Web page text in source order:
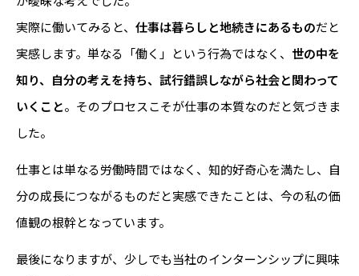
実際に働いてみると、 仕事は暮らしと地続きにあるものだと
実感します。単なる「働く」という行為ではなく、 世の中を
知り、自分の考えを持ち、試行錯誤しながら社会と関わって
いくこと。そのプロセスこそが仕事の本質なのだと気づきま
した。
仕事とは単なる労働時間ではなく、知的好奇心を満たし、自
分の成長につながるものだと実感できたことは、今の私の価
値観の根幹となっています。
最後になりますが、少しでも当社のインターンシップに興味